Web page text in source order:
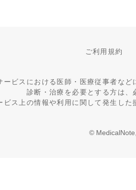
ご利用規約
ービスにおける医師・医療従事者な
診断・治療を必要とする方は
ビス上の情報や利用に関して発生し
©